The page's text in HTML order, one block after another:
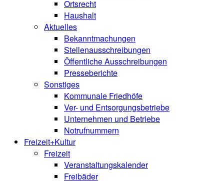
Ortsrecht
Haushalt
Aktuelles
Bekanntmachungen
Stellenausschreibungen
Öffentliche Ausschreibungen
Presseberichte
Sonstiges
Kommunale Friedhöfe
Ver- und Entsorgungsbetriebe
Unternehmen und Betriebe
Notrufnummern
Freizeit+Kultur
Freizeit
Veranstaltungskalender
Freibäder